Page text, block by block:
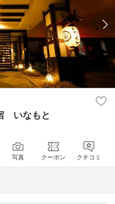
いなもと
写真 クーポン クチコミ